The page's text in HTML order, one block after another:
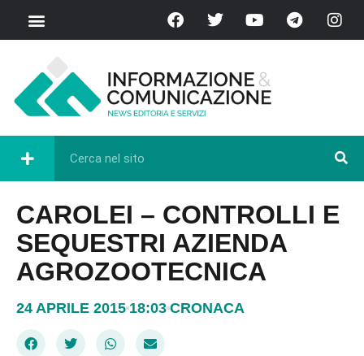
CAROLEI – CONTROLLI E
SEQUESTRI AZIENDA
AGROZOOTECNICA
24 APRILE 2015 18:03 CRONACA